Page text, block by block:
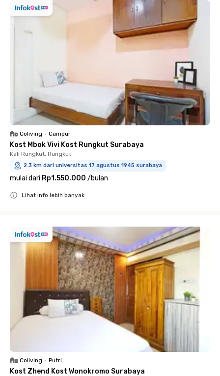
Coliving • Campur
Kost Mbok Vivi Kost Rungkut Surabaya
Kali Rungkut, Rungkut
2.3 km dari universitas 17 agustus 1945 surabaya
mulai dari Rp1.550.000 /bulan
Lihat info lebih banyak
Coliving • Putri
Kost Zhend Kost Wonokromo Surabaya